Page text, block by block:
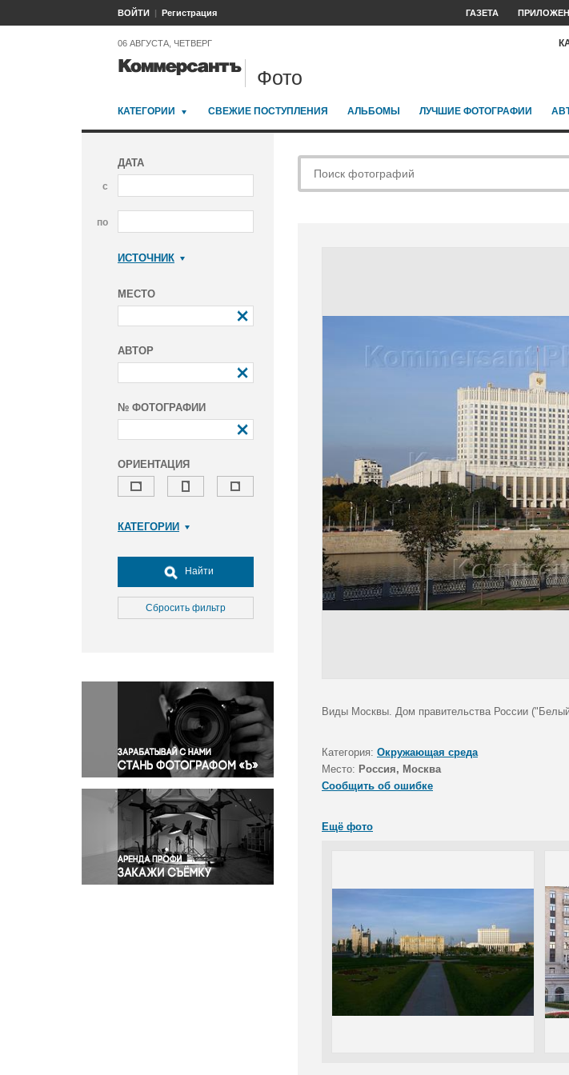
ВОЙТИ Регистрация ГАЗЕТА
06 АВГУСТА, ЧЕТВЕРГ
Фото
КАТЕГОРИИ СВЕЖИЕ ПОСТУПЛЕНИЯ АЛЬБОМЫ ЛУЧШИЕ ФОТОГРАФИИ
ДАТА
с
по
ИСТОЧНИК
МЕСТО
АВТОР
№ ФОТОГРАФИИ
ОРИЕНТАЦИЯ
КАТЕГОРИИ
Досуг, туризм и отдых
Культура
Медицина
Окружающая среда
Политика
Правосудие
Происшествия и конфликты
Религия
Светская жизнь
Спорт
Экология
Экономика и бизнес
Найти
Сбросить фильтр
Виды Москвы. Дом правительства России
Категория: Окружающая среда
Место: Россия, Москва
Сообщить об ошибке
Ещё фото